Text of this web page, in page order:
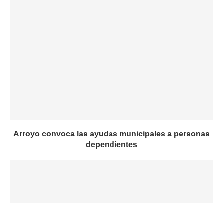
Arroyo convoca las ayudas municipales a personas
dependientes